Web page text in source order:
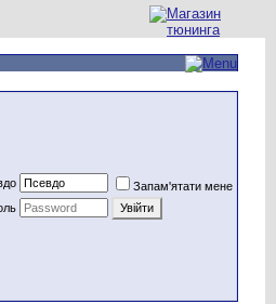
Запам'ятати мене